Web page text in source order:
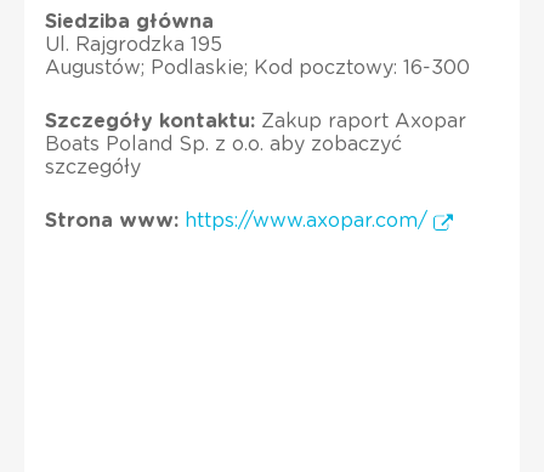
Siedziba główna
Ul. Rajgrodzka 195
Augustów; Podlaskie; Kod pocztowy: 16-300
Szczegóły kontaktu: Zakup raport Axopar
Boats Poland Sp. z o.o. aby zobaczyć
szczegóły
Strona www: https://www.axopar.com/